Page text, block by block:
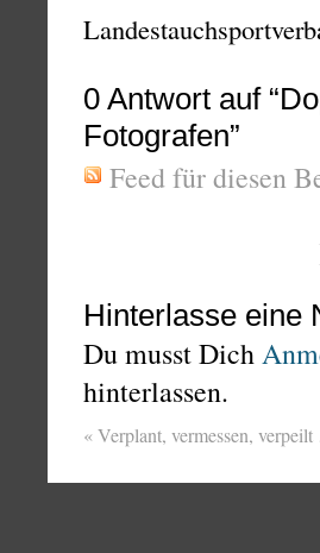
0 Antwort auf
Fotografen”
Feed für diesen
Hinterlasse eine
Du musst Dich
hinterlassen.
«Verplant, vermessen,